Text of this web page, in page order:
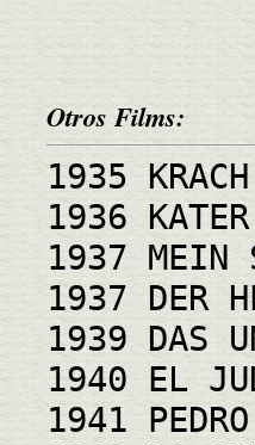
Otros Films:
1935
1936 KATER
1937 MEIN
1937 DER
1939 DAS
1940 EL
1941